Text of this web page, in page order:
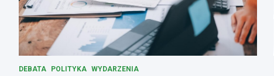
DEBATA POLITYKA WYDARZENIA